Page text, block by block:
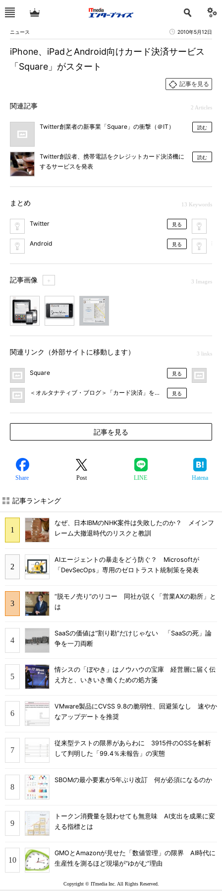
ニュース 2010年5月12日
iPhone、iPadとAndroid向けカード決済サービス
「Square」がスタート
記事を見る
関連記事 2 Articles
Twitter創業者の新事業「Square」の衝撃（＠IT） 読む
Twitter創設者、携帯電話をクレジットカード決済機に
するサービスを発表
読む
まとめ 13 Keywords
Twitter 見る
Android 見る
記事画像 ＋ 3 Images
関連リンク（外部サイトに移動します） 3 links
Square 見る
＜オルタナティブ・ブログ＞「カード決済」を含むエントリー一覧
見る
記事を見る
Share Post LINE Hatena
記事ランキング
なぜ、日本IBMのNHK案件は失敗したのか？ メインフ
レーム大撤退時代のリスクと教訓
AIエージェントの暴走をどう防ぐ？ Microsoftが
「DevSecOps」専用のゼロトラスト統制策を発表
“脱モノ売り”のリコー 同社が説く「営業AXの勘所」と
は
SaaSの価値は“割り勘”だけじゃない 「SaaSの死」論
争を一刀両断
情シスの「ぼやき」はノウハウの宝庫 経営層に届く伝
え方と、いきいき働くための処方箋
VMware製品にCVSS 9.8の脆弱性、回避策なし 速やか
なアップデートを推奨
従来型テストの限界があらわに 3915件のOSSを解析
して判明した「99.4％未報告」の実態
SBOMの最小要素が5年ぶり改訂 何が必須になるのか
トークン消費量を競わせても無意味 AI支出を成果に変
える指標とは
GMOとAmazonが見せた「数値管理」の限界 AI時代に
生産性を測るほど現場が“ゆがむ”理由
Copyright © ITmedia Inc. All Rights Reserved.